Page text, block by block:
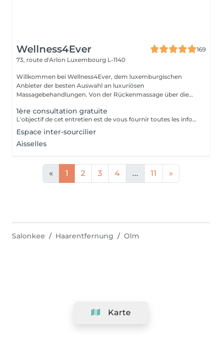
Wellness4Ever
169
73, route d'Arlon Luxembourg L-1140
Willkommen bei Wellness4Ever, dem luxemburgischen
Anbieter der besten Auswahl an luxuriösen
Massagebehandlungen. Von der Rückenmassage über die
1ère consultation gratuite
L'objectif de cet entretien est de vous fournir toutes les informations concernant votre protocole d'épilation laser mais également d'avoir les renseignements médicaux nécessaire pour pratiquer le laser. Si vous disposez d'un ordonnance médicale et/ou d'un traitement médicamenteux nous vous demandons de les apporter lors de votre 1er RDV.
Espace inter-sourcilier
Aisselles
« 1 2 3 4 ... 11 »
Karte
Salonkee Haarentfernung Olm